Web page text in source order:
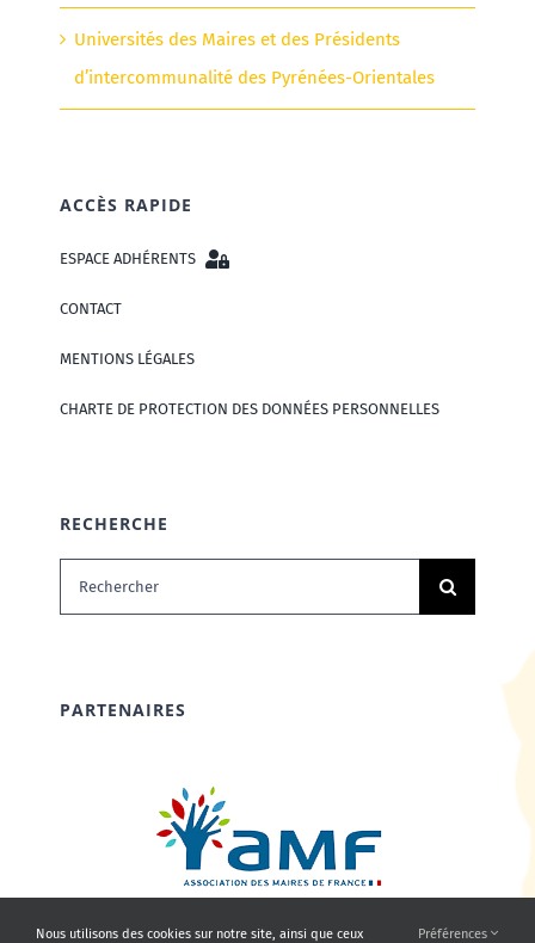
Universités des Maires et des Présidents
d’intercommunalité des Pyrénées-Orientales
ACCÈS RAPIDE
ESPACE ADHÉRENTS
CONTACT
MENTIONS LÉGALES
CHARTE DE PROTECTION DES DONNÉES PERSONNELLES
RECHERCHE
Rechercher:
PARTENAIRES
Nous utilisons des cookies sur notre site, ainsi que ceux Préférences